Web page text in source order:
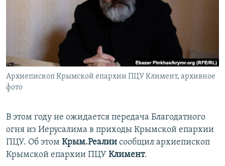
ПОБЕДИТЕЛЕЙ НЕ СУДЯТ?
КРЫМ.НЕПОКОРЕННЫЙ
УКРАИНСКАЯ ПРОБЛЕМА КРЫМА
Все сайты RFE/RL
Архиепископ Крымской епархии ПЦУ Климент, архивное
фото
В этом году не ожидается передача Благодатного
огня из Иерусалима в приходы Крымской епархии
ПЦУ. Об этом Крым.Реалии сообщил архиепископ
Крымской епархии ПЦУ Климент.